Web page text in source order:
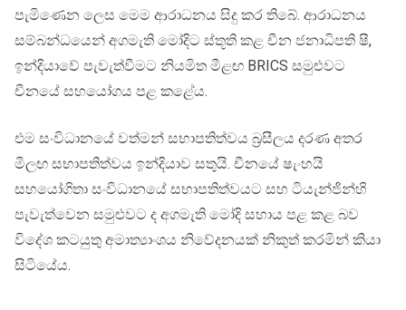
පැමිණෙන ලෙස මෙම ආරාධනය සිදු කර තිබේ. ආරාධනය
සම්බන්ධයෙන් අගමැති මෝදිට ස්තූති කළ චීන ජනාධිපති ෂී,
ඉන්දියාවේ පැවැත්වීමට නියමිත මීළඟ BRICS සමුළුවට
චීනයේ සහයෝගය පළ කළේය.
එම සංවිධානයේ වත්මන් සභාපතිත්වය බ්‍රසීලය දරණ අතර
මීලඟ සභාපතිත්වය ඉන්දියාව සතුයි. චීනයේ ෂැංහයි
සහයෝගිතා සංවිධානයේ සභාපතිත්වයට සහ ටියැන්ජින්හි
පැවැත්වෙන සමුළුවට ද අගමැති මෝදි සහාය පළ කළ බව
විදේශ කටයුතු අමාත්‍යාංශය නිවේදනයක් නිකුත් කරමින් කියා
සිටියේය.